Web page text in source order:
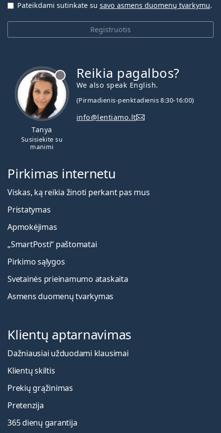
Registruotis
Pateikdami sutinkate su savo asmens duomenų tvarkymu.
Tanya
Susisiekite su
manimi
Reikia pagalbos?
We also speak English.
(Pirmadienis-penktadienis 8:30-16:00)
info@lentiamo.lt
Pirkimas internetu
Viskas, ką reikia žinoti perkant pas mus
Pristatymas
Apmokėjimas
„SmartPosti“ paštomatai
Pirkimo sąlygos
Svetainės prieinamumo ataskaita
Asmens duomenų tvarkymas
Klientų aptarnavimas
Dažniausiai užduodami klausimai
Klientų skiltis
Prekių grąžinimas
Pretenzija
365 dienų garantija